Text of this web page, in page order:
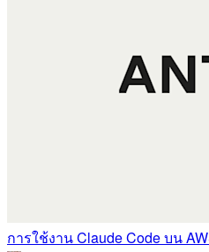
การใช้งาน Claude Code บน